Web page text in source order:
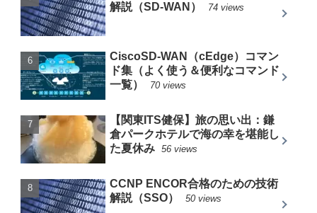
解説（SD-WAN）
74 views
CiscoSD-WAN（cEdge）コマン
ド集（よく使う＆便利なコマンド
一覧）
70 views
【関東ITS健保】旅の思い出：鎌
倉パークホテルで海の幸を堪能し
た夏休み
56 views
CCNP ENCOR合格のための技術
解説（SSO）
50 views